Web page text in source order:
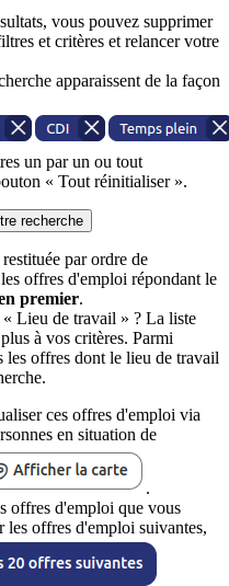
vous pouvez supprimer
et critères et relancer votre
apparaissent de la façon
un par un ou tout
« Tout réinitialiser ».
recherche
par ordre de
offres d'emploi répondant le
premier.
Lieu de travail » ? La liste
à vos critères. Parmi
les offres dont le lieu de travail
ces offres d'emploi via
en situation de
.
offres d'emploi que vous
les offres d'emploi suivantes,